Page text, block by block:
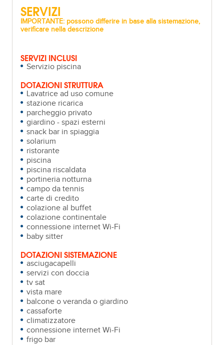
SERVIZI
IMPORTANTE: possono differire in base alla sistemazione,
verificare nella descrizione
SERVIZI INCLUSI
Servizio piscina
DOTAZIONI STRUTTURA
Lavatrice ad uso comune
stazione ricarica
parcheggio privato
giardino - spazi esterni
snack bar in spiaggia
solarium
ristorante
piscina
piscina riscaldata
portineria notturna
campo da tennis
carte di credito
colazione al buffet
colazione continentale
connessione internet Wi-Fi
baby sitter
DOTAZIONI SISTEMAZIONE
asciugacapelli
servizi con doccia
tv sat
vista mare
balcone o veranda o giardino
cassaforte
climatizzatore
connessione internet Wi-Fi
frigo bar